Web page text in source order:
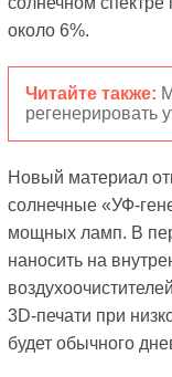
около 6%.
Читайте также:
регенерировать
Новый материал
солнечные «УФ-
мощных ламп. В
наносить на
3D-печати при
будет обычного